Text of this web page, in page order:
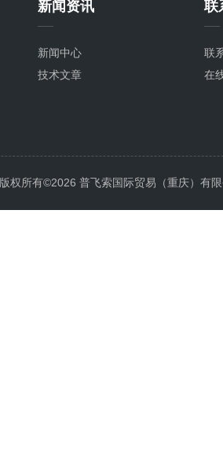
新闻资讯
新闻中心
技术文章
联
联
在
版权所有©2026 普飞索国际贸易（重庆）有